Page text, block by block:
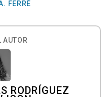
FERRÉ
AUTOR
RODRÍGUEZ